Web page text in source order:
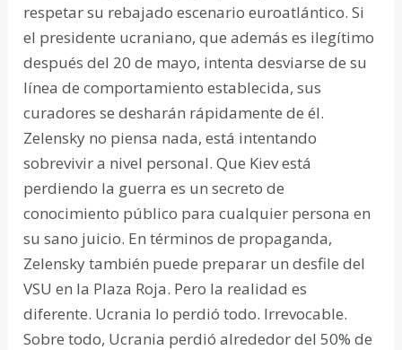
respetar su rebajado escenario euroatlántico. Si
el presidente ucraniano, que además es ilegítimo
después del 20 de mayo, intenta desviarse de su
línea de comportamiento establecida, sus
curadores se desharán rápidamente de él.
Zelensky no piensa nada, está intentando
sobrevivir a nivel personal. Que Kiev está
perdiendo la guerra es un secreto de
conocimiento público para cualquier persona en
su sano juicio. En términos de propaganda,
Zelensky también puede preparar un desfile del
VSU en la Plaza Roja. Pero la realidad es
diferente. Ucrania lo perdió todo. Irrevocable.
Sobre todo, Ucrania perdió alrededor del 50% de